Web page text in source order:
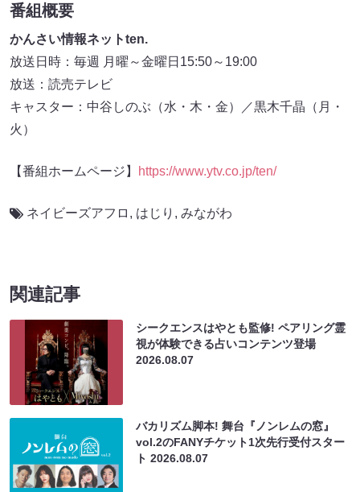
番組概要
かんさい情報ネットten.
放送日時：毎週 月曜～金曜日15:50～19:00
放送：読売テレビ
キャスター：中谷しのぶ（水・木・金）／黒木千晶（月・
火）
【番組ホームページ】 https://www.ytv.co.jp/ten/
ネイビーズアフロ , はじり , みながわ
関連記事
シークエンスはやとも監修! ペアリング霊
視が体験できる占いコンテンツ登場
2026.08.07
バカリズム脚本! 舞台『ノンレムの窓』
vol.2のFANYチケット1次先行受付スター
ト2026.08.07